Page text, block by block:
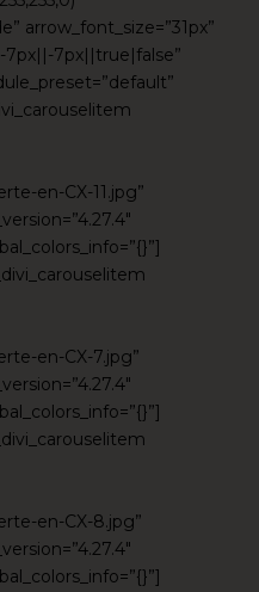
arrow_font_size=”31px”
7px||-7px||true|false”
en-CX-11.jpg”
en-CX-7.jpg”
en-CX-8.jpg”